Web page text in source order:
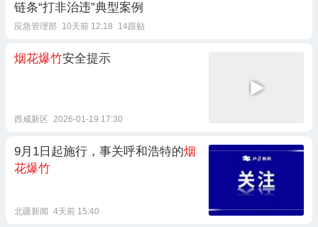
链条“打非治违”典型案例
应急管理部 10天前 12:18 14跟贴
烟花爆竹安全提示
西咸新区 2026-01-19 17:30
9月1日起施行，事关呼和浩特的烟
花爆竹
北疆新闻 4天前 15:40